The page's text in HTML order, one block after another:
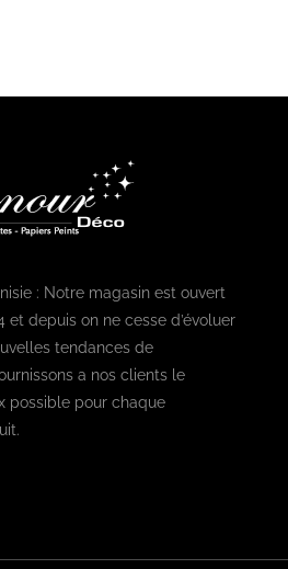
: Notre magasin est ouvert
et depuis on ne cesse d’évoluer
tendances de
a nos clients le
possible pour chaque